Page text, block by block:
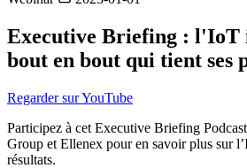
Executive Briefing : l'IoT
bout en bout qui tient ses
Regarder sur YouTube
Participez à cet Executive Briefing
Group et Ellenex pour en savoir plus sur
résultats.